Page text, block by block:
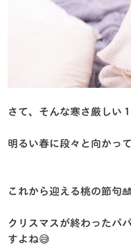
さて、そんな寒さ厳しい
明るい春に段々と向かっ
これから迎える桃の節句
クリスマスが終わったパ
すよね😅